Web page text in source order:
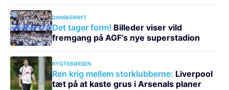
DANSKERNYT
Det tager form! Billeder viser vild
fremgang på AGF’s nye superstadion
RYGTEBØRSEN
Ren krig mellem storklubberne: Liverpool
tæt på at kaste grus i Arsenals planer